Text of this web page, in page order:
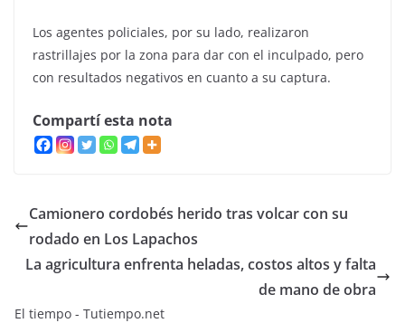
Los agentes policiales, por su lado, realizaron
rastrillajes por la zona para dar con el inculpado, pero
con resultados negativos en cuanto a su captura.
Compartí esta nota
Camionero cordobés herido tras volcar con su
rodado en Los Lapachos
La agricultura enfrenta heladas, costos altos y falta
de mano de obra
El tiempo - Tutiempo.net